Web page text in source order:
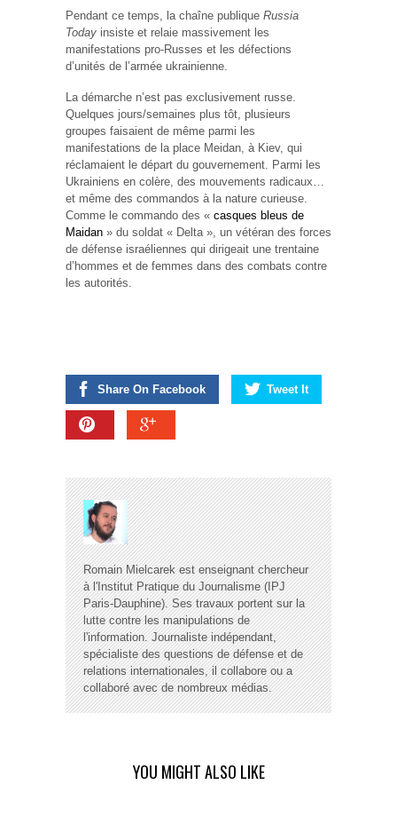
Pendant ce temps, la chaîne publique Russia
Today insiste et relaie massivement les
manifestations pro-Russes et les défections
d’unités de l’armée ukrainienne.
La démarche n’est pas exclusivement russe.
Quelques jours/semaines plus tôt, plusieurs
groupes faisaient de même parmi les
manifestations de la place Meidan, à Kiev, qui
réclamaient le départ du gouvernement. Parmi les
Ukrainiens en colère, des mouvements radicaux…
et même des commandos à la nature curieuse.
Comme le commando des « casques bleus de
Maidan » du soldat « Delta », un vétéran des forces
de défense israéliennes qui dirigeait une trentaine
d’hommes et de femmes dans des combats contre
les autorités.
Share On Facebook Tweet It
Romain Mielcarek est enseignant chercheur
à l'Institut Pratique du Journalisme (IPJ
Paris-Dauphine). Ses travaux portent sur la
lutte contre les manipulations de
l'information. Journaliste indépendant,
spécialiste des questions de défense et de
relations internationales, il collabore ou a
collaboré avec de nombreux médias.
YOU MIGHT ALSO LIKE